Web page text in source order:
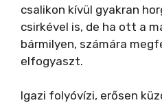
csalikon kívül gyakran
csirkével is, de ha ott a
bármilyen, számára
elfogyaszt.
Igazi folyóvízi, erősen